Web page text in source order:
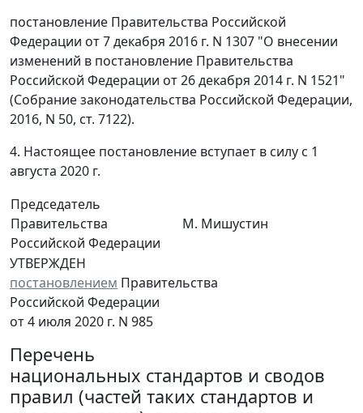
постановление Правительства Российской
Федерации от 7 декабря 2016 г. N 1307 "О внесении
изменений в постановление Правительства
Российской Федерации от 26 декабря 2014 г. N 1521"
(Собрание законодательства Российской Федерации,
2016, N 50, ст. 7122).
4. Настоящее постановление вступает в силу с 1
августа 2020 г.
Председатель
Правительства
Российской Федерации
М. Мишустин
УТВЕРЖДЕН
постановлением Правительства
Российской Федерации
от 4 июля 2020 г. N 985
Перечень
национальных стандартов и сводов
правил (частей таких стандартов и